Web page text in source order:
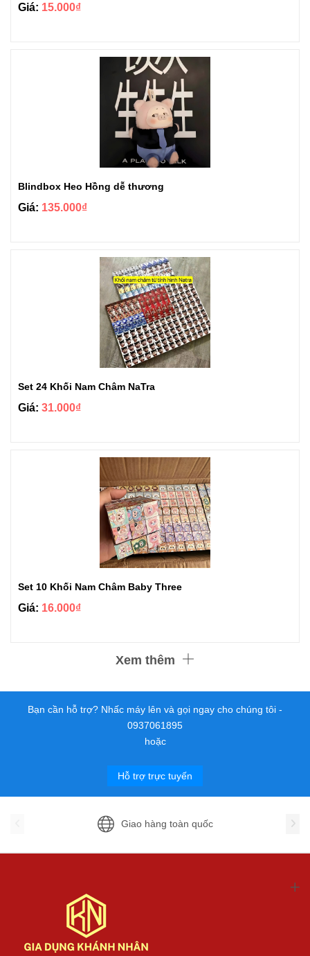
Giá: 15.000₫
Blindbox Heo Hồng dễ thương
Giá: 135.000₫
Set 24 Khối Nam Châm NaTra
Giá: 31.000₫
Set 10 Khối Nam Châm Baby Three
Giá: 16.000₫
Xem thêm
Bạn cần hỗ trợ? Nhấc máy lên và gọi ngay cho chúng tôi -
0937061895
hoặc
Hỗ trợ trực tuyến
Giao hàng toàn quốc